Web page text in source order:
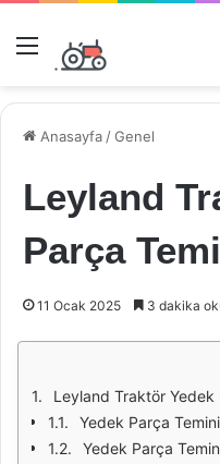
Menü
Anasayfa /Genel
Leyland
Parça
11 Ocak 2025 3 dakika
Leyland Traktör Yedek
Yedek Parça
Yedek Parça